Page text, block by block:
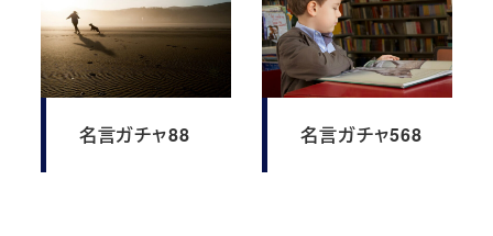
名言ガチャ88 名言ガチャ568